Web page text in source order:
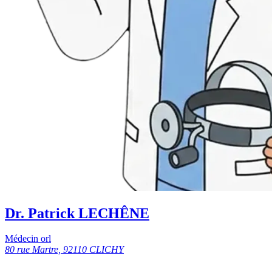
Dr. Patrick LECHÊNE
Médecin orl
80 rue Martre, 92110 CLICHY